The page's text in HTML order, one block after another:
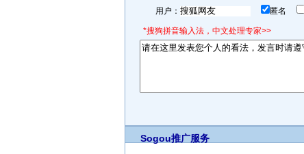
用户： 匿名
*搜狗拼音输入法，中文处理专家>>
Sogou推广服务